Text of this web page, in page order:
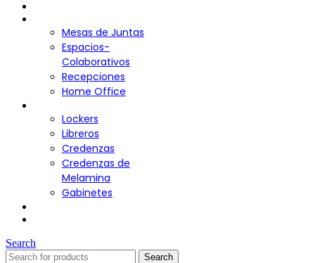
Mesas de Juntas
Espacios-
Colaborativos
Recepciones
Home Office
Lockers
Libreros
Credenzas
Credenzas de
Melamina
Gabinetes
Search
Search